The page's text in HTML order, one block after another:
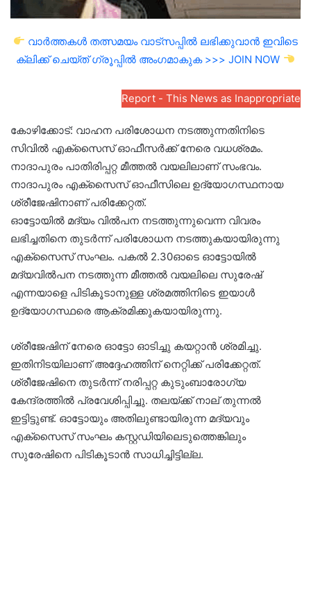
വാർത്തകൾ തത്സമയം വാട്സപ്പിൽ ലഭിക്കുവാൻ ഇവിടെ
ക്ലിക്ക് ചെയ്ത് ഗ്രൂപ്പിൽ അംഗമാകുക >>> JOIN NOW
Report - This News as Inappropriate
കോഴിക്കോട്: വാഹന പരിശോധന നടത്തുന്നതിനിടെ
സിവില്‍ എക്‌സൈസ് ഓഫീസര്‍ക്ക് നേരെ വധശ്രമം.
നാദാപുരം പാതിരിപ്പറ്റ മീത്തല്‍ വയലിലാണ് സംഭവം.
നാദാപുരം എക്‌സൈസ് ഓഫീസിലെ ഉദ്യോഗസ്ഥനായ
ശ്രീജേഷിനാണ് പരിക്കേറ്റത്.
ഓട്ടോയില്‍ മദ്യം വില്‍പന നടത്തുന്നുവെന്ന വിവരം
ലഭിച്ചതിനെ തുടര്‍ന്ന് പരിശോധന നടത്തുകയായിരുന്നു
എക്‌സൈസ് സംഘം. പകല്‍ 2.30ഓടെ ഓട്ടോയില്‍
മദ്യവില്‍പന നടത്തുന്ന മീത്തല്‍ വയലിലെ സുരേഷ്
എന്നയാളെ പിടികൂടാനുള്ള ശ്രമത്തിനിടെ ഇയാള്‍
ഉദ്യോഗസ്ഥരെ ആക്രമിക്കുകയായിരുന്നു.
ശ്രീജേഷിന് നേരെ ഓട്ടോ ഓടിച്ചു കയറ്റാന്‍ ശ്രമിച്ചു.
ഇതിനിടയിലാണ് അദ്ദേഹത്തിന് നെറ്റിക്ക് പരിക്കേറ്റത്.
ശ്രീജേഷിനെ തുടര്‍ന്ന് നരിപ്പറ്റ കുടുംബാരോഗ്യ
കേന്ദ്രത്തില്‍ പ്രവേശിപ്പിച്ചു. തലയ്ക്ക് നാല് തുന്നല്‍
ഇട്ടിട്ടുണ്ട്. ഓട്ടോയും അതിലുണ്ടായിരുന്ന മദ്യവും
എക്‌സൈസ് സംഘം കസ്റ്റഡിയിലെടുത്തെങ്കിലും
സുരേഷിനെ പിടികൂടാന്‍ സാധിച്ചിട്ടില്ല.